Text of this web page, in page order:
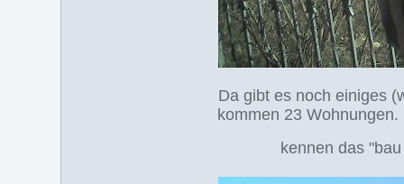
Da gibt es noch einiges
kommen 23
kennen das